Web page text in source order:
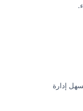
إدارة